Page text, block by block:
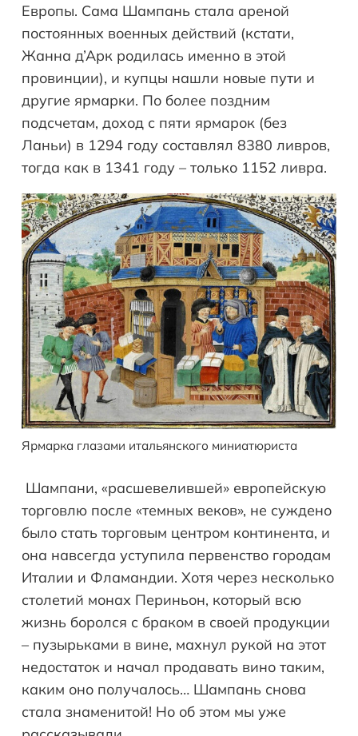
Европы. Сама Шампань стала ареной
постоянных военных действий (кстати,
Жанна д’Арк родилась именно в этой
провинции), и купцы нашли новые пути и
другие ярмарки. По более поздним
подсчетам, доход с пяти ярмарок (без
Ланьи) в 1294 году составлял 8380 ливров,
тогда как в 1341 году – только 1152 ливра.
Ярмарка глазами итальянского миниатюриста
Шампани, «расшевелившей» европейскую
торговлю после «темных веков», не суждено
было стать торговым центром континента, и
она навсегда уступила первенство городам
Италии и Фламандии. Хотя через несколько
столетий монах Периньон, который всю
жизнь боролся с браком в своей продукции
– пузырьками в вине, махнул рукой на этот
недостаток и начал продавать вино таким,
каким оно получалось… Шампань снова
стала знаменитой! Но об этом мы уже